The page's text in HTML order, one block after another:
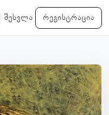
შესვლა რეგისტრაცია